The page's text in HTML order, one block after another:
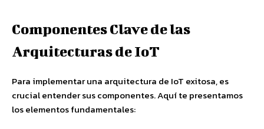
Componentes Clave de las
Arquitecturas de IoT
Para implementar una arquitectura de IoT exitosa, es
crucial entender sus componentes. Aquí te presentamos
los elementos fundamentales: